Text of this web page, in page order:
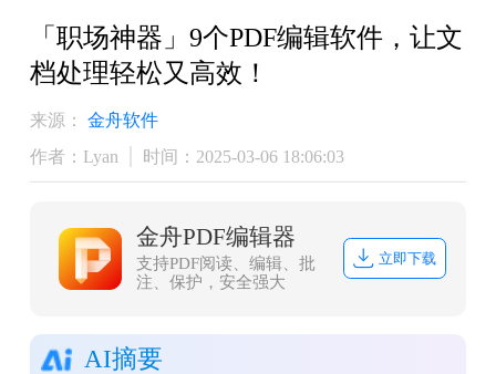
「职场神器」9个PDF编辑软件，让文
档处理轻松又高效！
来源：
金舟软件
作者：Lyan
时间：2025-03-06 18:06:03
金舟PDF编辑器
支持PDF阅读、编辑、批
注、保护，安全强大
立即下载
AI摘要